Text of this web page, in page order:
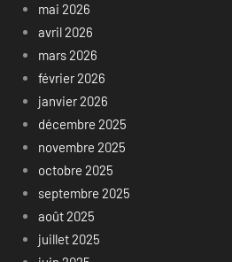
mai 2026
avril 2026
mars 2026
février 2026
janvier 2026
décembre 2025
novembre 2025
octobre 2025
septembre 2025
août 2025
juillet 2025